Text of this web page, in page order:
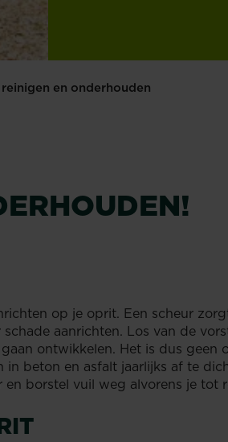
en onderhouden
op je oprit. Een scheur
aanrichten. Los van de
ontwikkelen. Het is dus geen
beton en asfalt jaarlijks af te
borstel vuil weg alvorens je tot